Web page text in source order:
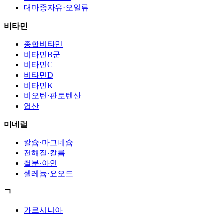
대마종자유·오일류
비타민
종합비타민
비타민B군
비타민C
비타민D
비타민K
비오틴·판토텐산
엽산
미네랄
칼슘·마그네슘
전해질·칼륨
철분·아연
셀레늄·요오드
ㄱ
가르시니아